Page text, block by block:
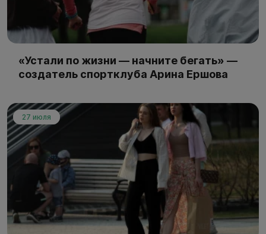
«Устали по жизни — начните бегать» —
создатель спортклуба Арина Ершова
27 июля